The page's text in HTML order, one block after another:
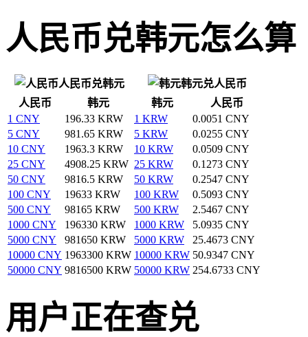
人民币兑韩元怎么算
人民币兑韩元
韩元兑人民币
人民币
韩元 韩元
人民币
1 CNY
196.33 KRW 1 KRW
0.0051 CNY
5 CNY
981.65 KRW 5 KRW
0.0255 CNY
10 CNY
1963.3 KRW 10 KRW
0.0509 CNY
25 CNY
4908.25 KRW 25 KRW
0.1273 CNY
50 CNY
9816.5 KRW 50 KRW
0.2547 CNY
100 CNY
19633 KRW 100 KRW
0.5093 CNY
500 CNY
98165 KRW 500 KRW
2.5467 CNY
1000 CNY
196330 KRW 1000 KRW
5.0935 CNY
5000 CNY
981650 KRW 5000 KRW
25.4673 CNY
10000 CNY 1963300 KRW 10000 KRW 50.9347 CNY
50000 CNY 9816500 KRW 50000 KRW 254.6733 CNY
用户正在查兑